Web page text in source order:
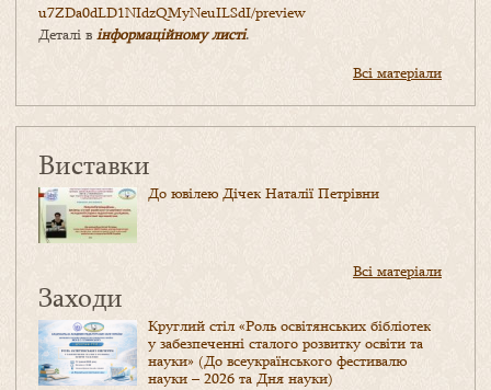
u7ZDa0dLD1NIdzQMyNeuILSdI/preview
Деталі в інформаційному листі.
Всі матеріали
Виставки
До ювілею Дічек Наталії Петрівни
Всі матеріали
Заходи
Круглий стіл «Роль освітянських бібліотек
у забезпеченні сталого розвитку освіти та
науки» (До всеукраїнського фестивалю
науки – 2026 та Дня науки)